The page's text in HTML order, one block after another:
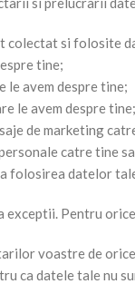
colectat si folosite
tine;
le avem despre tine;
le avem despre tine;
de marketing
catre tine
folosirea datelor
exceptii. Pentru
voastre de
ca datele tale nu